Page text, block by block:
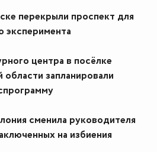
перекрыли проспект для
эксперимента
центра в посёлке
области запланировали
сменила руководителя
на избиения